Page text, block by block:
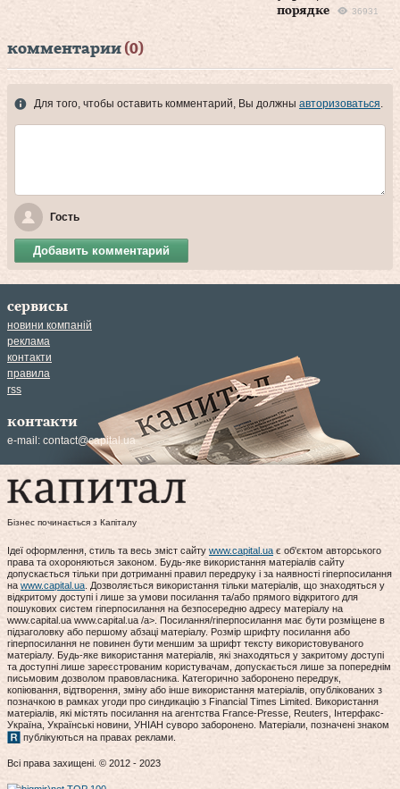
порядке
36931
комментарии (0)
Для того, чтобы оставить комментарий, Вы должны авторизоваться.
Гость
Добавить комментарий
сервисы
новини компаній
реклама
контакти
правила
rss
контакти
e-mail: contact@capital.ua
Бізнес починається з Капіталу
Ідеї оформлення, стиль та весь зміст сайту www.capital.ua є об'єктом авторського
права та охороняються законом. Будь-яке використання матеріалів сайту
допускається тільки при дотриманні правил передруку і за наявності гіперпосилання
наwww.capital.ua. Дозволяється використання тільки матеріалів, що знаходяться у
відкритому доступі і лише за умови посилання та/або прямого відкритого для
пошукових систем гіперпосилання на безпосередню адресу матеріалу на
www.capital.ua www.capital.ua /a>. Посилання/гіперпосилання має бути розміщене в
підзаголовку або першому абзаці матеріалу. Розмір шрифту посилання або
гіперпосилання не повинен бути меншим за шрифт тексту використовуваного
матеріалу. Будь-яке використання матеріалів, які знаходяться у закритому доступі
та доступні лише зареєстрованим користувачам, допускається лише за попереднім
письмовим дозволом правовласника. Категорично заборонено передрук,
копіювання, відтворення, зміну або інше використання матеріалів, опублікованих з
позначкою в рамках угоди про синдикацію з Financial Times Limited. Використання
матеріалів, які містять посилання на агентства France-Presse, Reuters, Інтерфакс-
Україна, Українські новини, УНІАН суворо заборонено. Матеріали, позначені знаком
публікуються на правах реклами.
Всі права захищені. © 2012 - 2023